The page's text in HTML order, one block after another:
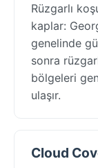
Rüzgarlı
kaplar:
genelinde
sonra
bölgeleri
ulaşır.
Cloud